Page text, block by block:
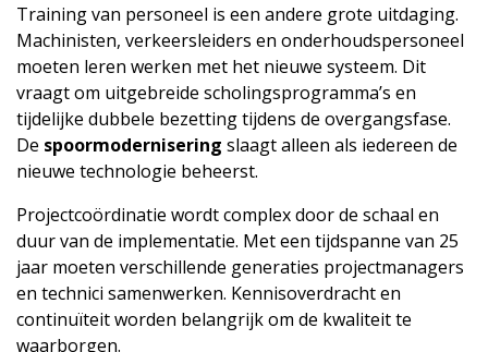
Training van personeel is een andere grote uitdaging.
Machinisten, verkeersleiders en onderhoudspersoneel
moeten leren werken met het nieuwe systeem. Dit
vraagt om uitgebreide scholingsprogramma’s en
tijdelijke dubbele bezetting tijdens de overgangsfase.
De spoor­modernisering slaagt alleen als iedereen de
nieuwe technologie beheerst.
Projectcoördinatie wordt complex door de schaal en
duur van de implementatie. Met een tijdspanne van 25
jaar moeten verschillende generaties projectmanagers
en technici samenwerken. Kennisoverdracht en
continuïteit worden belangrijk om de kwaliteit te
waarborgen.